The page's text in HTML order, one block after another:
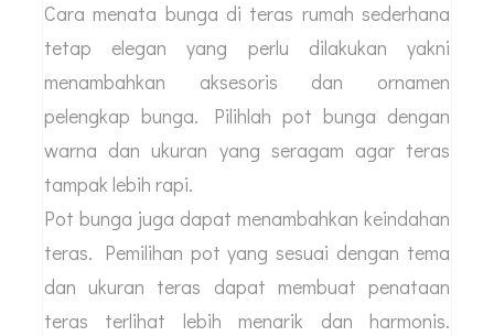
Cara menata bunga di teras rumah sederhana
tetap elegan yang perlu dilakukan yakni
menambahkan aksesoris dan ornamen
pelengkap bunga. Pilihlah pot bunga dengan
warna dan ukuran yang seragam agar teras
tampak lebih rapi.
Pot bunga juga dapat menambahkan keindahan
teras. Pemilihan pot yang sesuai dengan tema
dan ukuran teras dapat membuat penataan
teras terlihat lebih menarik dan harmonis.